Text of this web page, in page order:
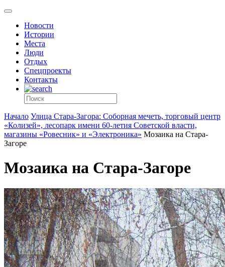
Новости
Истории
Места
Люди
Отдых
Спецпроекты
Контакты
Начало Улица Стара-Загора: Соборная мечеть, торговый центр
«Колизей», лесопарк имени 60-летия Советской власти,
магазины «Ровесник» и «Электроника» Мозаика на Стара-
Загоре
Мозаика на Стара-Загоре